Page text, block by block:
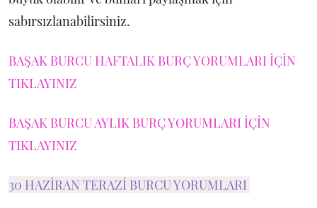
sabırsızlanabilirsiniz.
BAŞAK BURCU HAFTALIK BURÇ YORUMLARI İÇİN
TIKLAYINIZ
BAŞAK BURCU AYLIK BURÇ YORUMLARI İÇİN
TIKLAYINIZ
30 HAZİRAN TERAZİ BURCU YORUMLARI